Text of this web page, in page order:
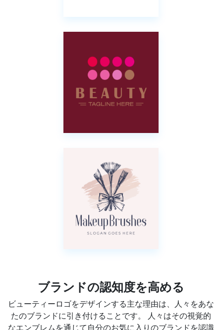
ブランドの認知度を高める
ビューティーロゴをデザインする主な理由は、人々をあな
たのブランドに引き付けることです。 人々はその視覚的
なエンブレムを通じて自分のお気に入りのブランドを認識